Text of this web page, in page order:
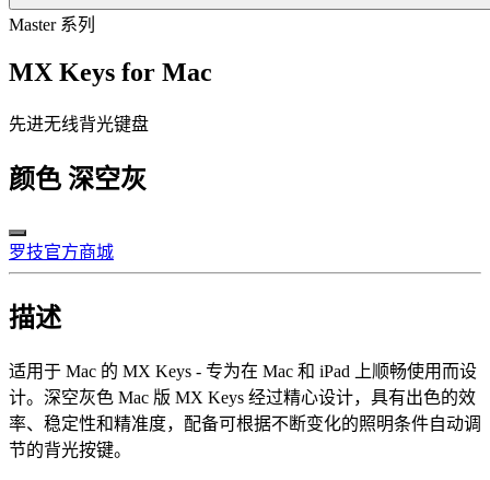
Master 系列
MX Keys for Mac
先进无线背光键盘
颜色 深空灰
罗技官方商城
描述
适用于 Mac 的 MX Keys - 专为在 Mac 和 iPad 上顺畅使用而设
计。深空灰色 Mac 版 MX Keys 经过精心设计，具有出色的效
率、稳定性和精准度，配备可根据不断变化的照明条件自动调
节的背光按键。